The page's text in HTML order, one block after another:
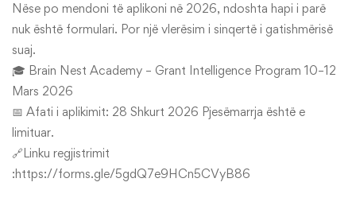
Nëse po mendoni të aplikoni në 2026, ndoshta hapi i parë
nuk është formulari. Por një vlerësim i sinqertë i gatishmërisë
suaj.
🎓 Brain Nest Academy – Grant Intelligence Program 10–12
Mars 2026
📅 Afati i aplikimit: 28 Shkurt 2026 Pjesëmarrja është e
limituar.
🔗Linku regjistrimit
:https://forms.gle/5gdQ7e9HCn5CVyB86